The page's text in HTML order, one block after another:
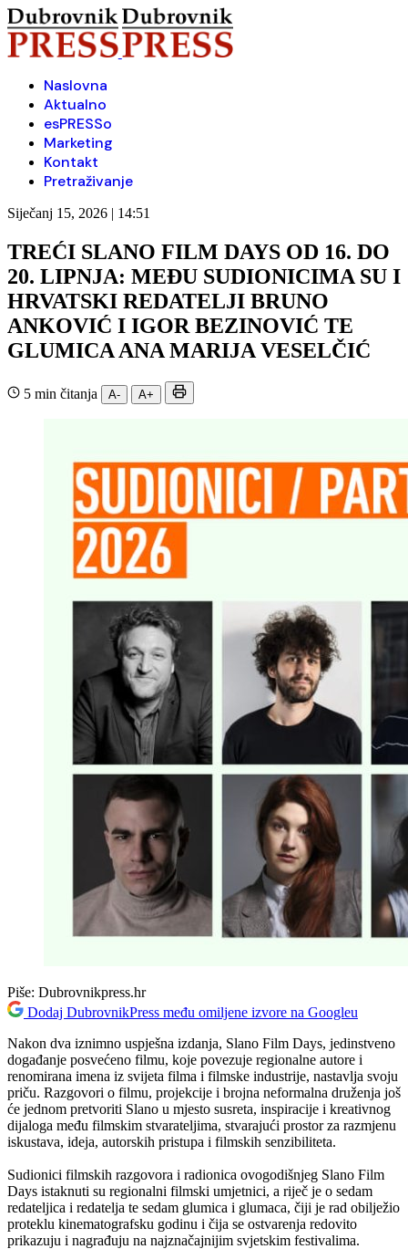
Naslovna
Aktualno
esPRESSo
Marketing
Kontakt
Pretraživanje
Siječanj 15, 2026 | 14:51
TREĆI SLANO FILM DAYS OD 16. DO
20. LIPNJA: MEĐU SUDIONICIMA SU I
HRVATSKI REDATELJI BRUNO
ANKOVIĆ I IGOR BEZINOVIĆ TE
GLUMICA ANA MARIJA VESELČIĆ
5 min čitanja A- A+
Piše: Dubrovnikpress.hr
Dodaj DubrovnikPress među omiljene izvore na Googleu
Nakon dva iznimno uspješna izdanja, Slano Film Days, jedinstveno
događanje posvećeno filmu, koje povezuje regionalne autore i
renomirana imena iz svijeta filma i filmske industrije, nastavlja svoju
priču. Razgovori o filmu, projekcije i brojna neformalna druženja još
će jednom pretvoriti Slano u mjesto susreta, inspiracije i kreativnog
dijaloga među filmskim stvarateljima, stvarajući prostor za razmjenu
iskustava, ideja, autorskih pristupa i filmskih senzibiliteta.
Sudionici filmskih razgovora i radionica ovogodišnjeg Slano Film
Days istaknuti su regionalni filmski umjetnici, a riječ je o sedam
redateljica i redatelja te sedam glumica i glumaca, čiji je rad obilježio
proteklu kinematografsku godinu i čija se ostvarenja redovito
prikazuju i nagrađuju na najznačajnijim svjetskim festivalima.